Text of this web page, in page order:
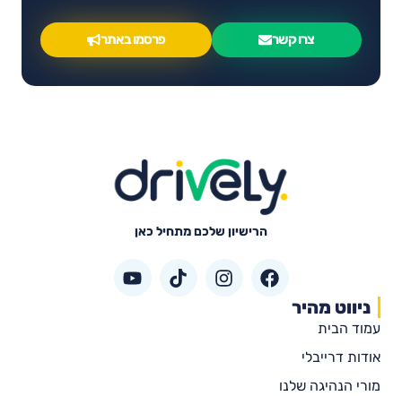
צרו קשר פרסמו באתר
הרישיון שלכם מתחיל כאן
ניווט מהיר
עמוד הבית
אודות דרייבלי
מורי הנהיגה שלנו